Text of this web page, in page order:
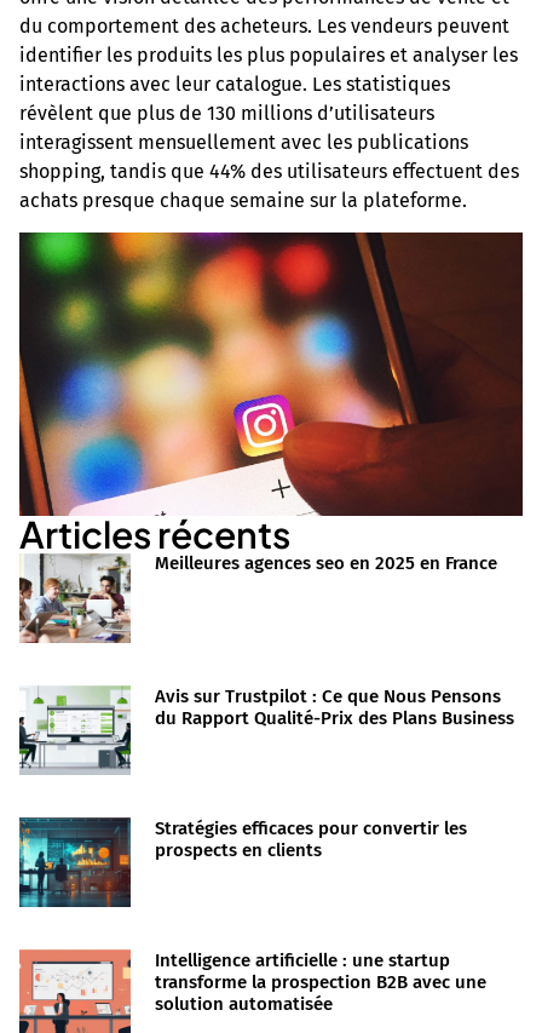
du comportement des acheteurs. Les vendeurs peuvent
identifier les produits les plus populaires et analyser les
interactions avec leur catalogue. Les statistiques
révèlent que plus de 130 millions d’utilisateurs
interagissent mensuellement avec les publications
shopping, tandis que 44% des utilisateurs effectuent des
achats presque chaque semaine sur la plateforme.
Articles récents
Meilleures agences seo en 2025 en France
Avis sur Trustpilot : Ce que Nous Pensons
du Rapport Qualité-Prix des Plans Business
Stratégies efficaces pour convertir les
prospects en clients
Intelligence artificielle : une startup
transforme la prospection B2B avec une
solution automatisée